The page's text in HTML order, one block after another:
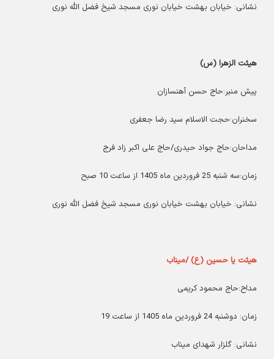
نشانی: خیابان بهشت خیابان نوری مسجد شیخ فضل الله نوری
هیئت الزهرا (س)
پیش منبر:حاج حسن آهنسازان
سخنران:حجت الاسلام سید رضا جعفری
مداحان:حاج جواد حیدری/حاج علی اکبر زاد فرج
زمان:سه شنبه 25 فروردین ماه 1405 از ساعت 10 صبح
نشانی: خیابان بهشت خیابان نوری مسجد شیخ فضل الله نوری
هیئت یا حسین (ع) /میناب
مداح:حاج محمود کریمی
زمان: دوشنبه 24 فروردین ماه 1405 از ساعت 19
نشانی: گلزار شهدای میناب